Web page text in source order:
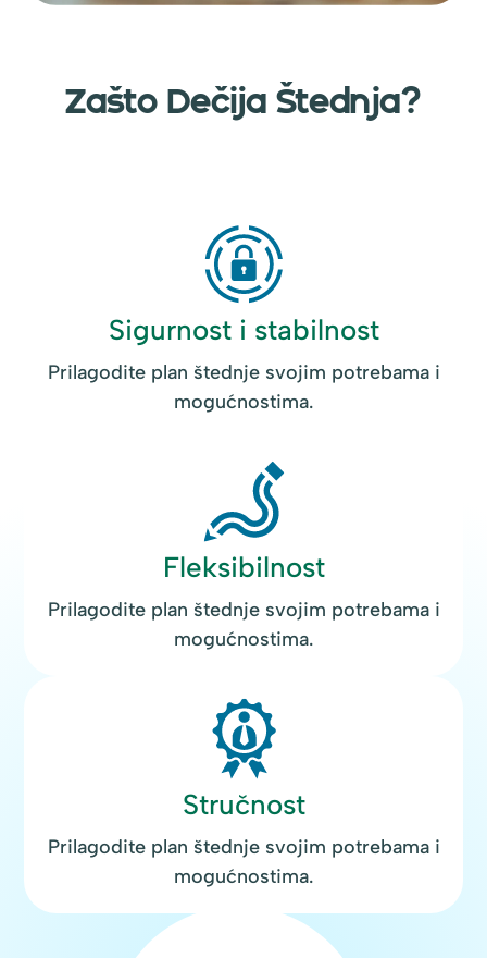
Zašto Dečija Štednja?
Sigurnost i stabilnost
Prilagodite plan štednje svojim potrebama i
mogućnostima.
Fleksibilnost
Prilagodite plan štednje svojim potrebama i
mogućnostima.
Stručnost
Prilagodite plan štednje svojim potrebama i
mogućnostima.